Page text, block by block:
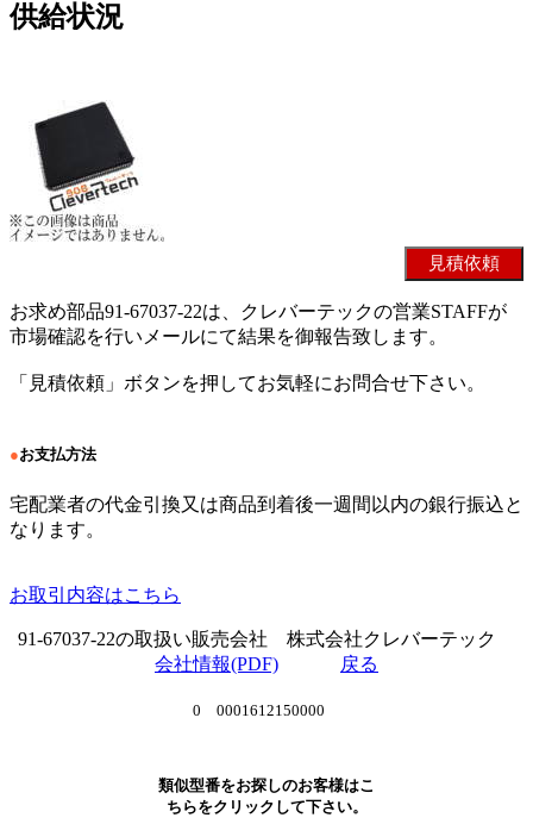
供給状況
お求め部品91-67037-22は、クレバーテックの営業STAFFが
市場確認を行いメールにて結果を御報告致します。
「見積依頼」ボタンを押してお気軽にお問合せ下さい。
●お支払方法
宅配業者の代金引換又は商品到着後一週間以内の銀行振込と
なります。
お取引内容はこちら
91-67037-22の取扱い販売会社 株式会社クレバーテック
会社情報(PDF)
戻る
0 0001612150000
類似型番をお探しのお客様はこ
ちらをクリックして下さい。